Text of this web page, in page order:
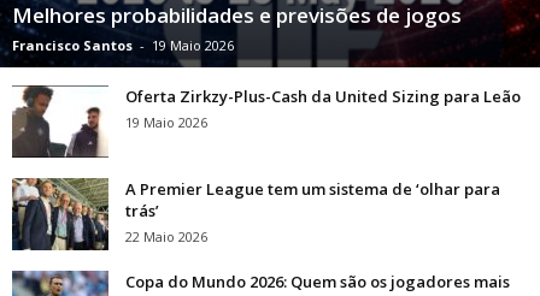
Melhores probabilidades e previsões de jogos
Francisco Santos - 19 Maio 2026
Oferta Zirkzy-Plus-Cash da United Sizing para Leão
19 Maio 2026
A Premier League tem um sistema de ‘olhar para
trás’
22 Maio 2026
Copa do Mundo 2026: Quem são os jogadores mais